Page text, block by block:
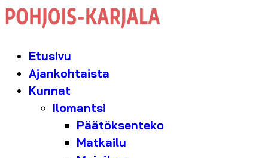
Etusivu
Ajankohtaista
Kunnat
Ilomantsi
Päätöksenteko
Matkailu